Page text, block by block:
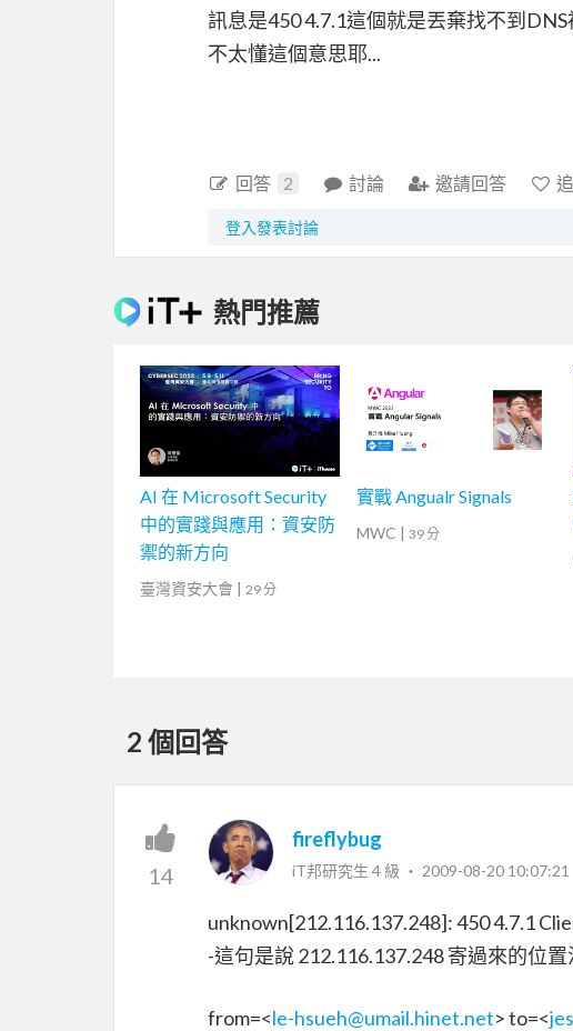
訊息是450 4.7.1這個就是丟棄找不到
不太懂這個意思耶...
回答 2 討論 邀請回答
登入發表討論
熱門推薦
AI 在 Microsoft Security
中的實踐與應用：資安防
禦的新方向
臺灣資安大會 | 29 分
實戰 Angualr Signals
MWC | 39 分
2 個回答
14
fireflybug
iT邦研究生 4 級 ‧ 2009-08-20 10:07:21
unknown[212.116.137.248]: 450 4.7.1
-這句是說 212.116.137.248 寄過來的位
from=<le-hsueh@umail.hinet.net> to=<